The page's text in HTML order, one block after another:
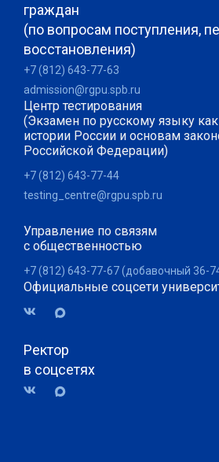
граждан
(по вопросам поступления,
восстановления)
+7 (812) 643-77-63
admission@rgpu.spb.ru
Центр тестирования
(Экзамен по русскому языку
истории России и основам
Российской Федерации)
+7 (812) 643-77-44
testing_centre@rgpu.spb.ru
Управление по связям
с общественностью
+7 (812) 643-77-67 (добавочный 36-
Официальные соцсети
Ректор
в соцсетях